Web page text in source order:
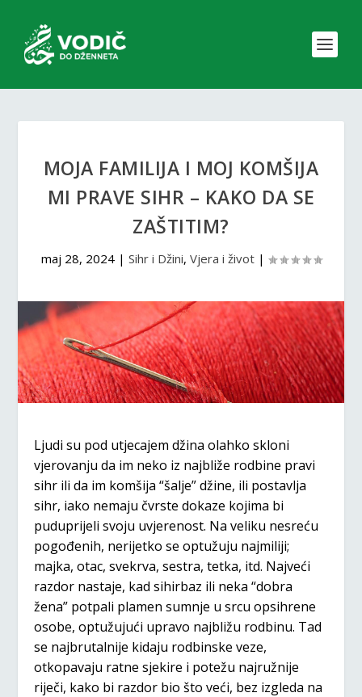
MOJA FAMILIJA I MOJ KOMŠIJA
MI PRAVE SIHR – KAKO DA SE
ZAŠTITIM?
maj 28, 2024| Sihr i Džini, Vjera i život|
Ljudi su pod utjecajem džina olahko skloni
vjerovanju da im neko iz najbliže rodbine pravi
sihr ili da im komšija “šalje” džine, ili postavlja
sihr, iako nemaju čvrste dokaze kojima bi
puduprijeli svoju uvjerenost. Na veliku nesreću
pogođenih, nerijetko se optužuju najmiliji;
majka, otac, svekrva, sestra, tetka, itd. Najveći
razdor nastaje, kad sihirbaz ili neka “dobra
žena” potpali plamen sumnje u srcu opsihrene
osobe, optužujući upravo najbližu rodbinu. Tad
se najbrutalnije kidaju rodbinske veze,
otkopavaju ratne sjekire i potežu najružnije
riječi, kako bi razdor bio što veći, bez izgleda na